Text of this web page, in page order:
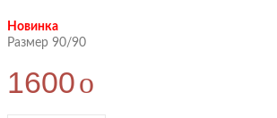
Новинка
Размер 90/90
1600o